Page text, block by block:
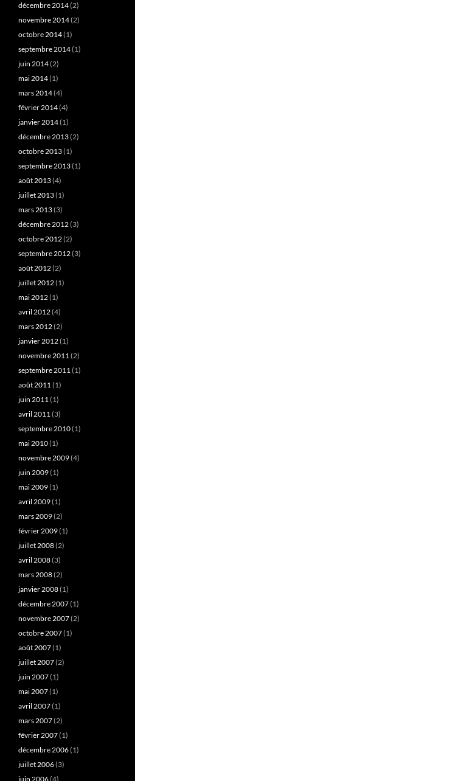
décembre 2014(2)
novembre 2014(2)
octobre 2014(1)
septembre 2014(1)
juin 2014(2)
mai 2014(1)
mars 2014(4)
février 2014(4)
janvier 2014(1)
décembre 2013(2)
octobre 2013(1)
septembre 2013(1)
août 2013(4)
juillet 2013(1)
mars 2013(3)
décembre 2012(3)
octobre 2012(2)
septembre 2012(3)
août 2012(2)
juillet 2012(1)
mai 2012(1)
avril 2012(4)
mars 2012(2)
janvier 2012(1)
novembre 2011(2)
septembre 2011(1)
août 2011(1)
juin 2011(1)
avril 2011(3)
septembre 2010(1)
mai 2010(1)
novembre 2009(4)
juin 2009(1)
mai 2009(1)
avril 2009(1)
mars 2009(2)
février 2009(1)
juillet 2008(2)
avril 2008(3)
mars 2008(2)
janvier 2008(1)
décembre 2007(1)
novembre 2007(2)
octobre 2007(1)
août 2007(1)
juillet 2007(2)
juin 2007(1)
mai 2007(1)
avril 2007(1)
mars 2007(2)
février 2007(1)
décembre 2006(1)
juillet 2006(3)
juin 2006(4)